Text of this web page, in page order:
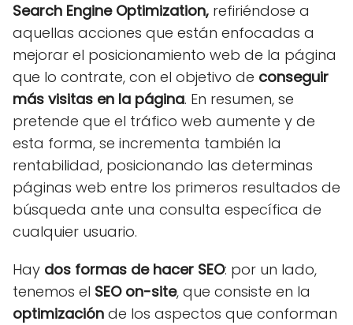
Search Engine Optimization, refiriéndose a
aquellas acciones que están enfocadas a
mejorar el posicionamiento web de la página
que lo contrate, con el objetivo de conseguir
más visitas en la página. En resumen, se
pretende que el tráfico web aumente y de
esta forma, se incrementa también la
rentabilidad, posicionando las determinas
páginas web entre los primeros resultados de
búsqueda ante una consulta específica de
cualquier usuario.
Hay dos formas de hacer SEO: por un lado,
tenemos el SEO on-site, que consiste en la
optimización de los aspectos que conforman